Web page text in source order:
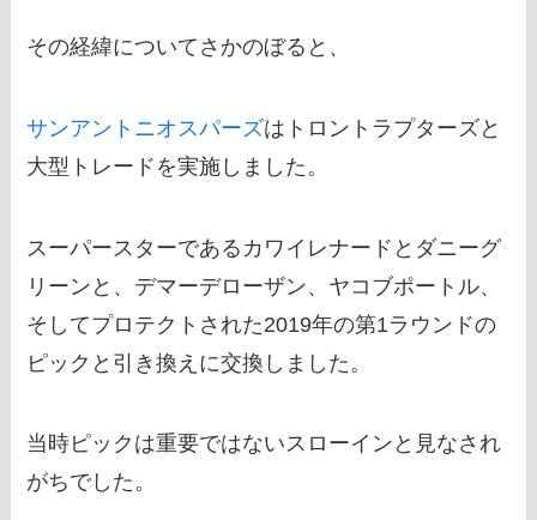
その経緯についてさかのぼると、
サンアントニオスパーズはトロントラプターズと
大型トレードを実施しました。
スーパースターであるカワイレナードとダニーグ
リーンと、デマーデローザン、ヤコブポートル、
そしてプロテクトされた2019年の第1ラウンドの
ピックと引き換えに交換しました。
当時ピックは重要ではないスローインと見なされ
がちでした。